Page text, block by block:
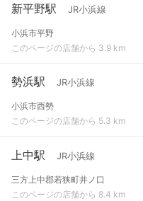
新平野駅 JR小浜線
小浜市平野
このページの店舗から 3.9 km
勢浜駅 JR小浜線
小浜市西勢
このページの店舗から 5.3 km
上中駅 JR小浜線
三方上中郡若狭町井ノ口
このページの店舗から 8.4 km